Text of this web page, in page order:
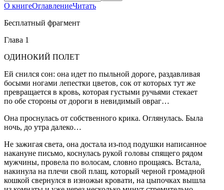
О книгеОглавлениеЧитать
Бесплатный фрагмент
Глава 1
ОДИНОКИЙ ПОЛЕТ
Ей снился сон: она идет по пыльной дороге, раздавливая
босыми ногами лепестки цветов, сок от которых тут же
превращается в кровь, которая густыми ручьями стекает
по обе стороны от дороги в невидимый овраг…
Она проснулась от собственного крика. Оглянулась. Была
ночь, до утра далеко…
Не зажигая света, она достала из-под подушки написанное
накануне письмо, коснулась рукой головы спящего рядом
мужчины, провела по волосам, словно прощаясь. Встала,
накинула на плечи свой плащ, который черной громадной
кошкой свернулся в изножьи кровати, на цыпочках вышла